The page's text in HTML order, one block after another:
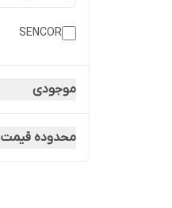
SENCOR
موجودی
محدوده قیمت